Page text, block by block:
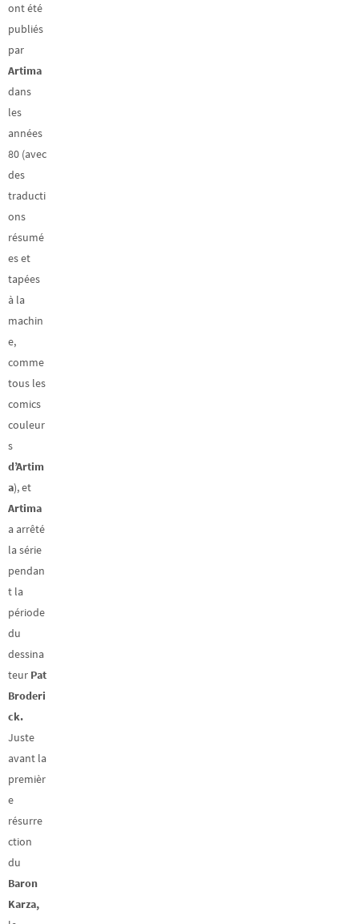
ont été
publiés
par
Artima
dans
les
années
80 (avec
des
traducti
ons
résumé
es et
tapées
à la
machin
e,
comme
tous les
comics
couleur
s
d’Artim
a), et
Artima
a arrêté
la série
pendan
t la
période
du
dessina
teur Pat
Broderi
ck.
Juste
avant la
premièr
e
résurre
ction
du
Baron
Karza,